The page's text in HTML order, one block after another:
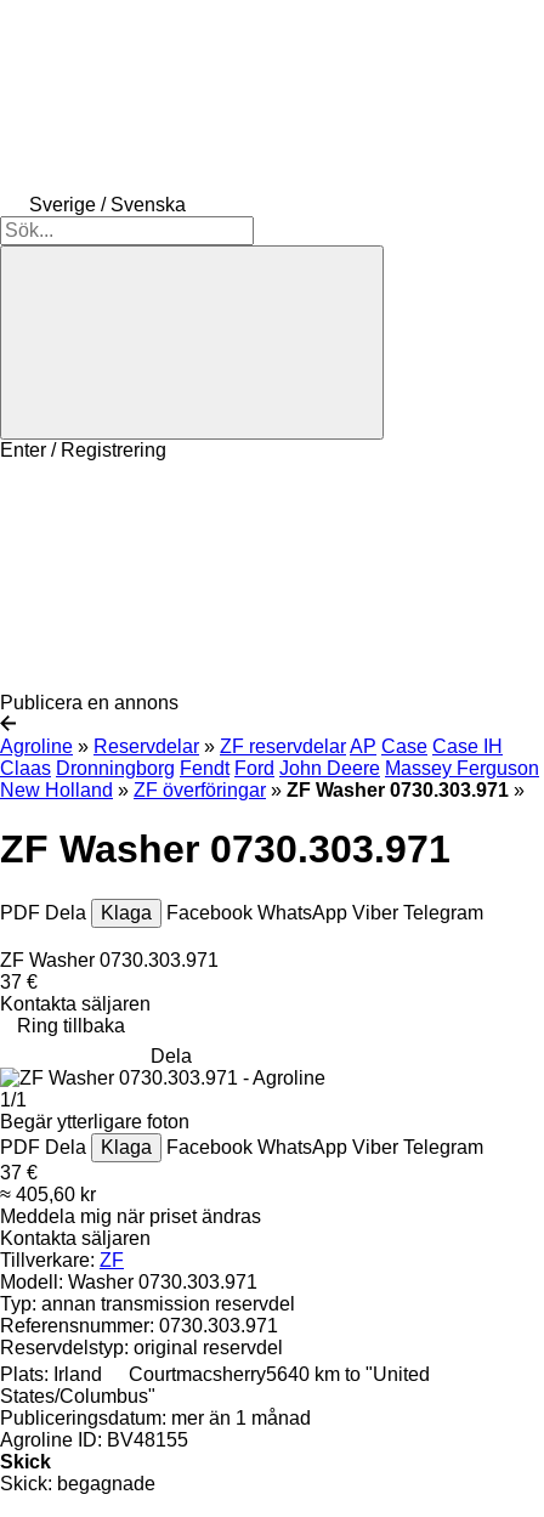
Sverige / Svenska
Enter / Registrering
Publicera en annons
Agroline » Reservdelar » ZF reservdelarAP Case Case IH
Claas Dronningborg Fendt Ford John Deere Massey Ferguson
New Holland » ZF överföringar » ZF Washer 0730.303.971 »
ZF Washer 0730.303.971
PDF Dela Klaga Facebook WhatsApp Viber Telegram
ZF Washer 0730.303.971
37 €
Kontakta säljaren
Ring tillbaka
Dela
1/1
Begär ytterligare foton
PDF Dela Klaga Facebook WhatsApp Viber Telegram
37 €
≈ 405,60 kr
Meddela mig när priset ändras
Kontakta säljaren
Tillverkare: ZF
Modell: Washer 0730.303.971
Typ: annan transmission reservdel
Referensnummer: 0730.303.971
Reservdelstyp: original reservdel
Plats: Irland Courtmacsherry5640 km to "United
States/Columbus"
Publiceringsdatum: mer än 1 månad
Agroline ID: BV48155
Skick
Skick: begagnade